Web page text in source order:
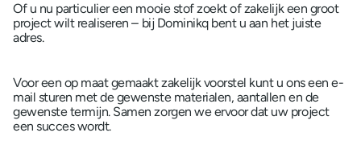
Of u nu particulier een mooie stof zoekt of zakelijk een groot
project wilt realiseren – bij Dominikq bent u aan het juiste
adres.
Voor een op maat gemaakt zakelijk voorstel kunt u ons een e-
mail sturen met de gewenste materialen, aantallen en de
gewenste termijn. Samen zorgen we ervoor dat uw project
een succes wordt.